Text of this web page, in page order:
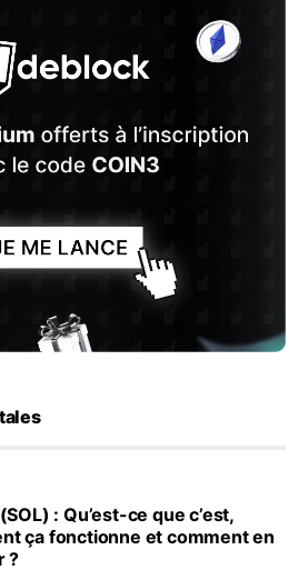
: Qu’est-ce que c’est,
ça fonctionne et comment en
?